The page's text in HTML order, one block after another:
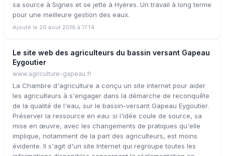
sa source à Signes et se jette à Hyères. Un travail à long terme
pour une meilleure gestion des eaux.
Ajouté le 26 aout 2018 à 17:14
Le site web des agriculteurs du bassin versant Gapeau
Eygoutier
www.agriculture-gapeau.fr
La Chambre d'agriculture a conçu un site internet pour aider
les agriculteurs à s'engager dans la démarche de reconquête
de la qualité de l'eau, sur le bassin-versant Gapeau Eygoutier.
Préserver la ressource en eau: si l'idée coule de source, sa
mise en œuvre, avec les changements de pratiques qu'elle
implique, notamment de la part des agriculteurs, est moins
évidente. Il s'agit d'un site Internet qui regroupe toutes les